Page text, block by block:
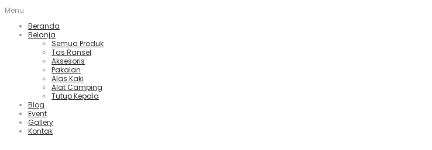
Menu
Beranda
Belanja
Semua Produk
Tas Ransel
Aksesoris
Pakaian
Alas Kaki
Alat Camping
Tutup Kepala
Blog
Event
Gallery
Kontak